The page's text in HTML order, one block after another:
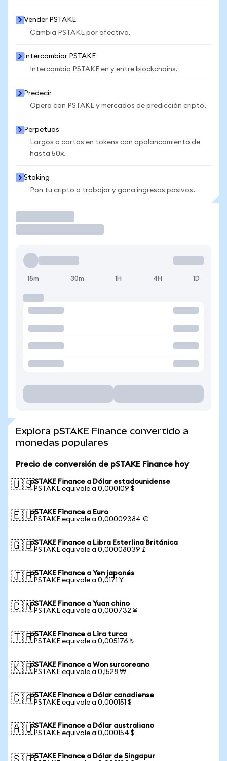
Vender PSTAKE
Cambia PSTAKE por efectivo.
Intercambiar PSTAKE
Intercambia PSTAKE en y entre blockchains.
Predecir
Opera con PSTAKE y mercados de predicción cripto.
Perpetuos
Largos o cortos en tokens con apalancamiento de
hasta 50x.
Staking
Pon tu cripto a trabajar y gana ingresos pasivos.
15m 30m 1H 4H 1D
Explora pSTAKE Finance convertido a
monedas populares
Precio de conversión de pSTAKE Finance hoy
🇺🇸pSTAKE Finance a Dólar estadounidense
1 PSTAKE equivale a 0,000109 $
🇪🇺pSTAKE Finance a Euro
1 PSTAKE equivale a 0,00009384 €
🇬🇧pSTAKE Finance a Libra Esterlina Británica
1 PSTAKE equivale a 0,00008039 £
🇯🇵pSTAKE Finance a Yen japonés
1 PSTAKE equivale a 0,0171 ¥
🇨🇳pSTAKE Finance a Yuan chino
1 PSTAKE equivale a 0,000732 ¥
🇹🇷pSTAKE Finance a Lira turca
1 PSTAKE equivale a 0,005176 ₺
🇰🇷pSTAKE Finance a Won surcoreano
1 PSTAKE equivale a 0,1528 ₩
🇨🇦pSTAKE Finance a Dólar canadiense
1 PSTAKE equivale a 0,000151 $
🇦🇺pSTAKE Finance a Dólar australiano
1 PSTAKE equivale a 0,000154 $
pSTAKE Finance a Dólar de Singapur